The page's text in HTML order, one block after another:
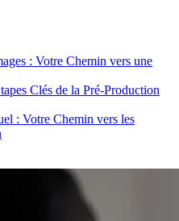
: Votre Chemin vers une
Clés de la Pré-Production
: Votre Chemin vers les